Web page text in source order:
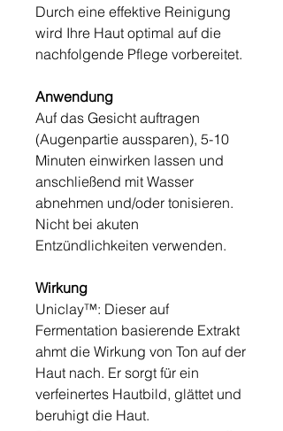
Durch eine effektive Reinigung
wird Ihre Haut optimal auf die
nachfolgende Pflege vorbereitet.
Anwendung
Auf das Gesicht auftragen
(Augenpartie aussparen), 5-10
Minuten einwirken lassen und
anschließend mit Wasser
abnehmen und/oder tonisieren.
Nicht bei akuten
Entzündlichkeiten verwenden.
Wirkung
Uniclay™: Dieser auf
Fermentation basierende Extrakt
ahmt die Wirkung von Ton auf der
Haut nach. Er sorgt für ein
verfeinertes Hautbild, glättet und
beruhigt die Haut.